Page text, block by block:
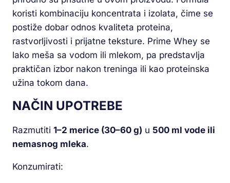
koristi kombinaciju koncentrata i izolata, čime se
postiže dobar odnos kvaliteta proteina,
rastvorljivosti i prijatne teksture. Prime Whey se
lako meša sa vodom ili mlekom, pa predstavlja
praktičan izbor nakon treninga ili kao proteinska
užina tokom dana.
NAČIN UPOTREBE
Razmutiti 1–2 merice (30–60 g) u 500 ml vode ili
nemasnog mleka.
Konzumirati: